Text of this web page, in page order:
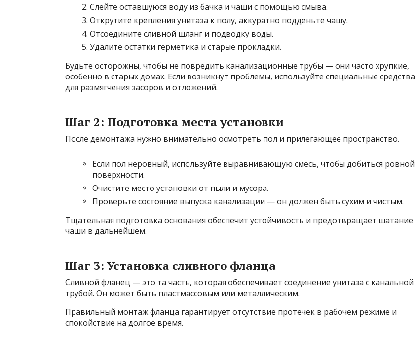
Слейте оставшуюся воду из бачка и чаши с помощью смыва.
Открутите крепления унитаза к полу, аккуратно подденьте чашу.
Отсоедините сливной шланг и подводку воды.
Удалите остатки герметика и старые прокладки.
Будьте осторожны, чтобы не повредить канализационные трубы — они часто хрупкие,
особенно в старых домах. Если возникнут проблемы, используйте специальные средства
для размягчения засоров и отложений.
Шаг 2: Подготовка места установки
После демонтажа нужно внимательно осмотреть пол и прилегающее пространство.
Если пол неровный, используйте выравнивающую смесь, чтобы добиться ровной
поверхности.
Очистите место установки от пыли и мусора.
Проверьте состояние выпуска канализации — он должен быть сухим и чистым.
Тщательная подготовка основания обеспечит устойчивость и предотвращает шатание
чаши в дальнейшем.
Шаг 3: Установка сливного фланца
Сливной фланец — это та часть, которая обеспечивает соединение унитаза с канальной
трубой. Он может быть пластмассовым или металлическим.
Правильный монтаж фланца гарантирует отсутствие протечек в рабочем режиме и
спокойствие на долгое время.